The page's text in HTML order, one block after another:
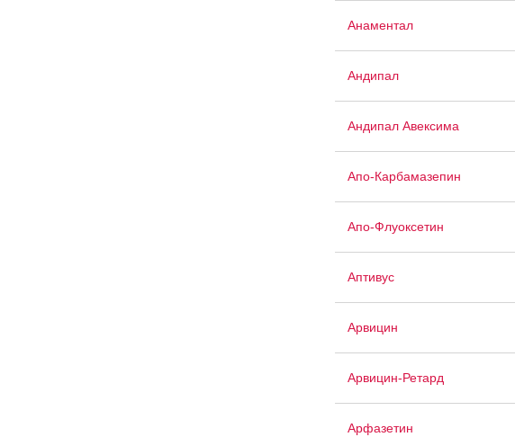
Анаментал
Андипал
Андипал Авексима
Апо-Карбамазепин
Апо-Флуоксетин
Аптивус
Арвицин
Арвицин-Ретард
Арфазетин